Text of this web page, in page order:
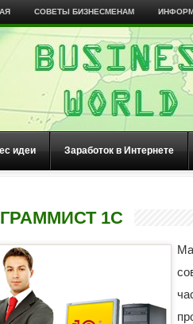
СОВЕТЫ БИЗНЕСМЕНАМ
идеи Заработок в Интернете
1С